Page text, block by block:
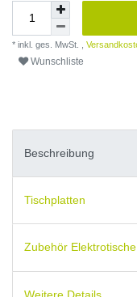
* inkl. ges. MwSt. ,
Wunschliste
Beschreibung
Tischplatten
Zubehör Elektrotische